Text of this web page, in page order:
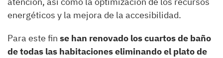
energéticos y la mejora de la accesibilidad.
Para este fin se han renovado los cuartos de baño
de todas las habitaciones eliminando el plato de